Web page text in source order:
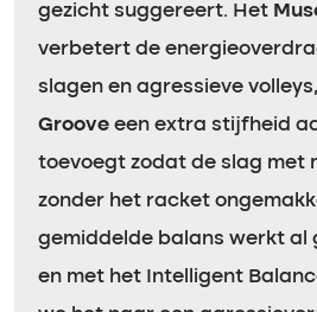
gezicht suggereert. Het
verbetert de
slagen en agressieve
Groove een extra stijfheid
toevoegt zodat de slag met
zonder het racket
gemiddelde balans werkt al
en met het Intelligent